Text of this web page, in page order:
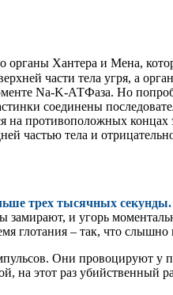
органы Хантера и Мена,
части тела угря, а
Na-K-АТФаза. Но
соединены
противоположных концах
частью тела и
трех тысячных секунды.
и угорь
глотания – так, что слышно
Они провоцируют
на этот раз убийственный